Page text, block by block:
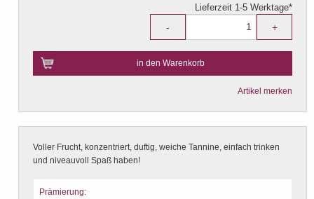
Lieferzeit 1-5 Werktage*
- +
in den Warenkorb
Artikel merken
Voller Frucht, konzentriert, duftig, weiche Tannine, einfach trinken
und niveauvoll Spaß haben!
Prämierung: